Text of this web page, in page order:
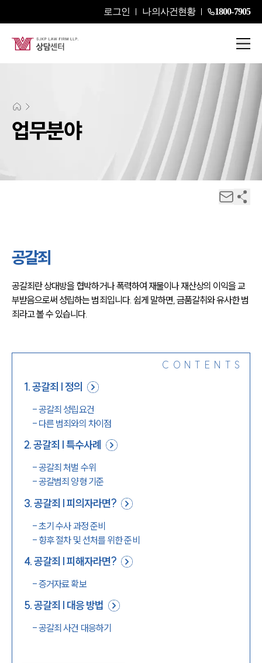
로그인 나의사건현황 1800-7905
업무분야
공갈죄
공갈죄란 상대방을 협박하거나 폭력하여 재물이나 재산상의 이익을 교
부받음으로써 성립하는 범죄입니다. 쉽게 말하면, 금품갈취와 유사한 범
죄라고 볼 수 있습니다.
CONTENTS
1.공갈죄 | 정의
-공갈죄 성립요건
- 다른 범죄와의 차이점
2.공갈죄 | 특수사례
-공갈죄 처벌 수위
-공갈범죄 양형 기준
3.공갈죄 | 피의자라면?
-초기 수사 과정 준비
- 향후 절차 및 선처를 위한 준비
4.공갈죄 | 피해자라면?
-증거자료 확보
5.공갈죄 | 대응 방법
-공갈죄 사건 대응하기